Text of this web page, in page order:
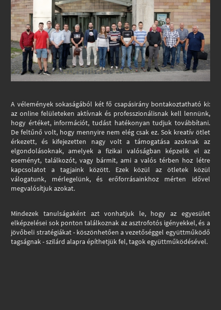
A vélemények sokaságából két fő csapásirány bontakoztatható ki:
az online felületeken aktívnak és professzionálisnak kell lennünk,
hogy értéket, információt, tudást hatékonyan tudjuk továbbítani.
De feltűnő volt, hogy mennyire nem elég csak ez. Sok kreatív ötlet
érkezett, és kifejezetten nagy volt a támogatása azoknak az
elgondolásoknak, amelyek a fizikai valóságban képzelik el az
eseményt, találkozót, vagy bármit, ami a valós térben hoz létre
kapcsolatot a tagjaink között. Ezek közül az ötletek közül
válogatunk, mérlegelünk, és erőforrásainkhoz mérten idővel
megvalósítjuk azokat.
Mindezek tanulságaként azt vonhatjuk le, hogy az egyesület
elképzelései sok ponton találkoznak az asztrofotós igényekkel, és a
jövőbeli stratégiákat - köszönhetően a vezetőséggel együttműködő
tagságnak - szilárd alapra építhetjük fel, tagok együttműködésével.